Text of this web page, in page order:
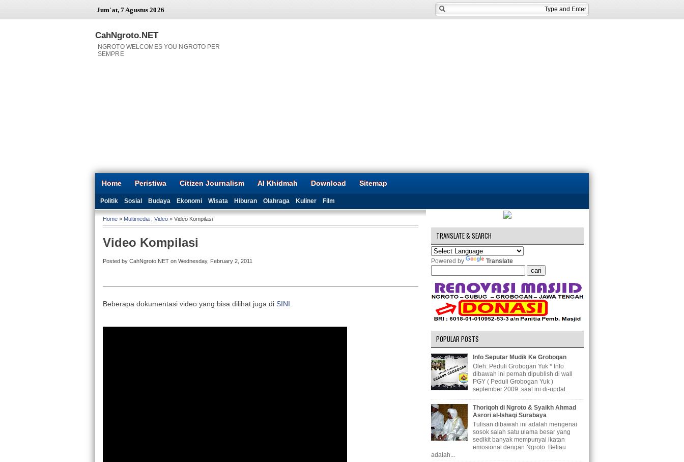
Jum'at, 7 Agustus 2026
CahNgroto.NET
NGROTO WELCOMES YOU NGROTO PER
SEMPRE
Home Peristiwa Citizen Journalism Al Khidmah Download Sitemap
Politik Sosial Budaya Ekonomi Wisata Hiburan Olahraga Kuliner Film
Home » Multimedia Video » Video Kompilasi
Video Kompilasi
Posted by CahNgroto.NET on Wednesday, February 2, 2011
Beberapa dokumentasi video yang bisa dilihat juga di SINI.
TRANSLATE & SEARCH
Powered by Translate
POPULAR POSTS
Info Seputar Mudik Ke Grobogan
Oleh: Peduli Grobogan Yuk * Info
dibawah ini pernah dipublish di wall
PGY ( Peduli Grobogan Yuk )
september 2009..saat ini di-updat...
Thoriqoh di Ngroto & Syaikh Ahmad
Asrori al-Ishaqi Surabaya
Tulisan dibawah ini adalah mengenai
sosok salah satu ulama besar yang
sedikit banyak mempunyai ikatan
emosional dengan Ngroto. Beliau
adalah...